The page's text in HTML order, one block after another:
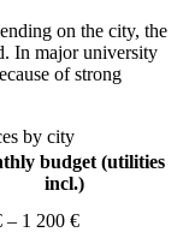
on the city, the
In major university
of strong
by city
budget (utilities
incl.)
– 1 200 €